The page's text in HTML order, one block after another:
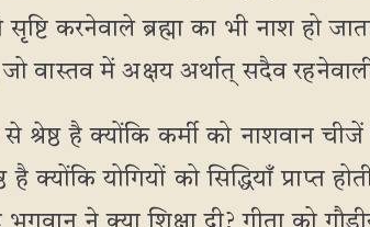
करनेवाले ब्रह्मा का भी नाश हो
वास्तव में अक्षय अर्थात् सदैव
है क्योंकि कर्मी को नाशवान चीजें
है क्योंकि योगियों को सिद्धियाँ प्राप्त